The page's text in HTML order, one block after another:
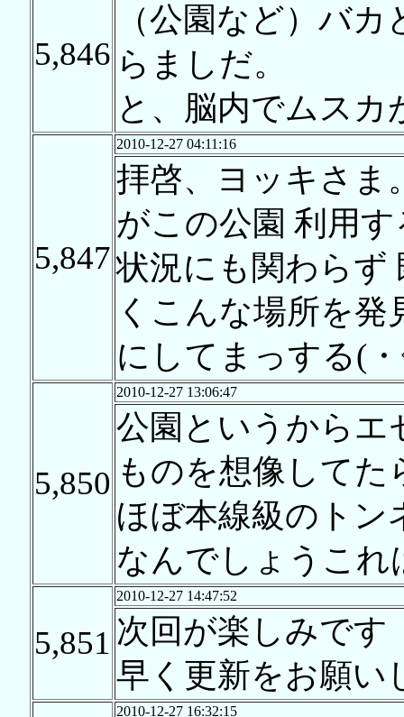
5,846
（公園など）バ
らましだ。
と、脳内でムスカ
5,847
2010-12-27 04:11:16
拝啓、ヨッキさま
がこの公園 利用
状況にも関わら
くこんな場所を
にしてまっする(
5,850
2010-12-27 13:06:47
公園というからエ
ものを想像して
ほぼ本線級のトン
なんでしょうこれ
5,851
2010-12-27 14:47:52
次回が楽しみです
早く更新をお願い
2010-12-27 16:32:15